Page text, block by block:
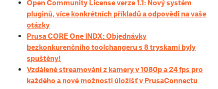
Open Community License verze 1.1: Nový systém
pluginů, více konkrétních příkladů a odpovědi na vaše
otázky
Prusa CORE One INDX: Objednávky
bezkonkurenčního toolchangeru s 8 tryskami byly
spuštěny!
Vzdálené streamování z kamery v 1080p a 24 fps pro
každého a nové možnosti úložišť v PrusaConnectu